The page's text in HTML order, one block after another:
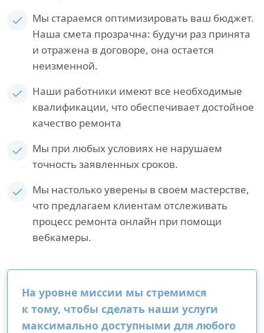
Мы стараемся оптимизировать ваш бюджет.
Наша смета прозрачна: будучи раз принята
и отражена в договоре, она остается
неизменной.
Наши работники имеют все необходимые
квалификации, что обеспечивает достойное
качество ремонта
Мы при любых условиях не нарушаем
точность заявленных сроков.
Мы настолько уверены в своем мастерстве,
что предлагаем клиентам отслеживать
процесс ремонта онлайн при помощи
вебкамеры.
На уровне миссии мы стремимся
к тому, чтобы сделать наши услуги
максимально доступными для любого